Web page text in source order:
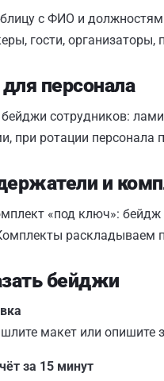
с ФИО и
гости, организаторы,
персонала
сотрудников:
при ротации персонала
и
«под ключ»:
раскладываем
бейджи
макет или опишите
за 15 минут